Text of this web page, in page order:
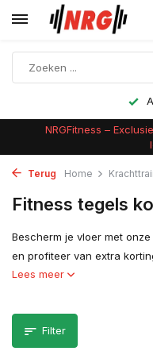
NRGFitness –
Terug Home
Fitness tegels
Bescherm je vloer met
en profiteer van extra
Lees meer
Filter